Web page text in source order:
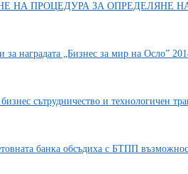
НА ПРОЦЕДУРА ЗА ОПРЕДЕЛЯНЕ
наградата „Бизнес за мир на Осло”
сътрудничество и технологичен
банка обсъдиха с БТПП